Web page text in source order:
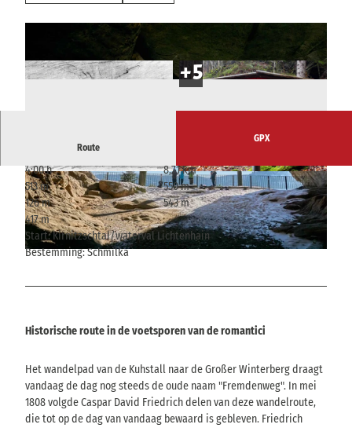
© Yvonne Brückner, Tourismusverband Sächsische Schweiz
© bpk, Staatsgalerie Stuttgart, Graphische Sam
mlung, erworben 1974 mit Lotto-Mitteln, Touris
musverband Sächsische Schweiz
© Anne Jungowitz, Tourismusverband Sächsis
che Schweiz
Route
GPX
4:00 h
8,71 km
513 m
550 m
126 m
543 m
417 m
Start: Kirnitzschtal/waterval Lichtenhain
Bestemming: Schmilka
Historische route in de voetsporen van de romantici
Het wandelpad van de Kuhstall naar de Großer Winterberg draagt
vandaag de dag nog steeds de oude naam "Fremdenweg". In mei
1808 volgde Caspar David Friedrich delen van deze wandelroute,
die tot op de dag van vandaag bewaard is gebleven. Friedrich